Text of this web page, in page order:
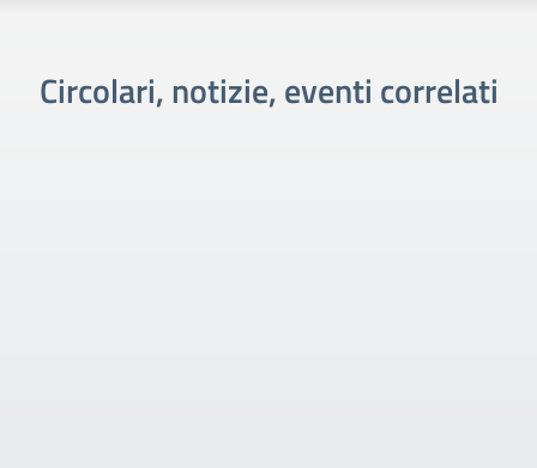
Circolari, notizie, eventi correlati